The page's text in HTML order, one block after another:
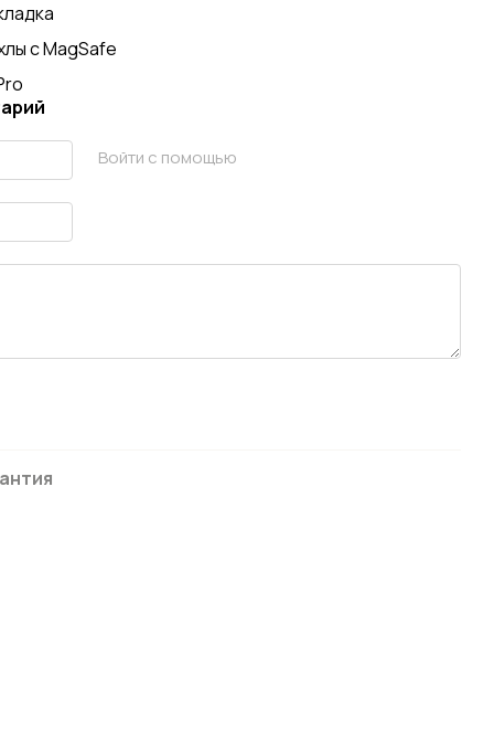
с MagSafe
Войти с помощью